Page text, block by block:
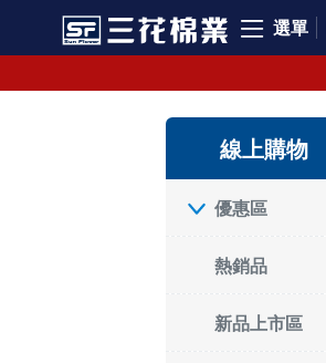
選單
線上購物
優惠區
熱銷品
新品上市區